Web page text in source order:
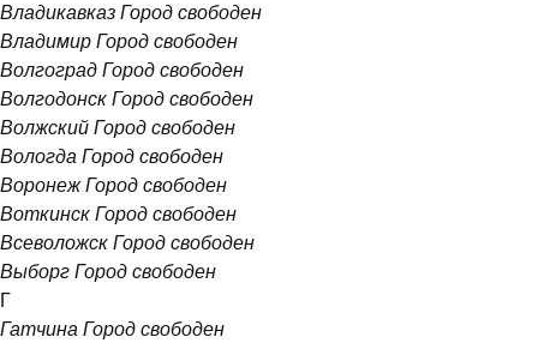
Владикавказ Город свободен
Владимир Город свободен
Волгоград Город свободен
Волгодонск Город свободен
Волжский Город свободен
Вологда Город свободен
Воронеж Город свободен
Воткинск Город свободен
Всеволожск Город свободен
Выборг Город свободен
Г
Гатчина Город свободен